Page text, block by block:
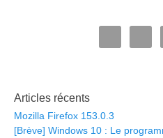
Articles récents
Mozilla Firefox 153.0.3
[Brève] Windows 10 : Le